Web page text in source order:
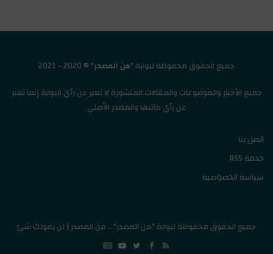
جميع الحقوق محفوظة لبوابة "من المصدر" © 2020 - 2021
جميع الأخبار والموضوعات والمقالات المنشورة لا تعبر عن رأي البوابة إنما تعبر
عن رأي كاتبها والمصدر الأصلي
اتصل بنا
خدمة RSS
سياسة الخصوصية
جميع الحقوق محفوظة لبوابة "من المصدر" .. من المصدر | لن يفوتك شئ
RSS
Facebook
Twitter
YouTube
Google